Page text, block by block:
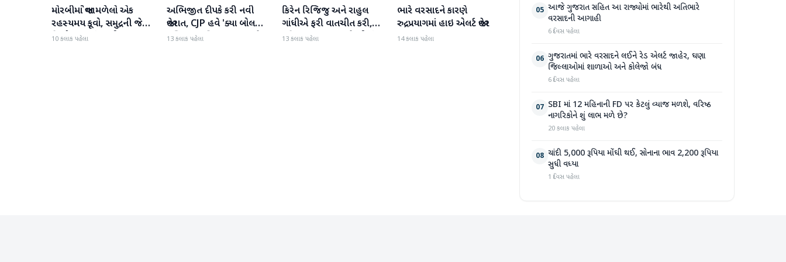
રાષ્ટ્રીય
મોરબીમાં જોવા મળેલો એક
રહસ્યમય કૂવો, સમુદ્રની જેમ
હિલોળા ખાતું પાણી
10 કલાક પહેલા
રાષ્ટ્રીય
અભિજીત દીપકે કરી નવી
જાહેરાત, CJP હવે 'ક્યા બોલતી
પબ્લિક' અભિયાન શરૂ કરશે
13 કલાક પહેલા
રાષ્ટ્રીય
કિરેન રિજિજુ અને રાહુલ
ગાંધીએ ફરી વાતચીત કરી,
મહિલા અનામત અને સીમાંકન
13 કલાક પહેલા
રાષ્ટ્રીય
ભારે વરસાદને કારણે
રુદ્રપ્રયાગમાં હાઇ એલર્ટ જાહેર
14 કલાક પહેલા
05 આજે ગુજરાત સહિત આ રાજ્યોમાં ભારેથી અતિભારે
વરસાદની આગાહી
6 દિવસ પહેલા
06 ગુજરાતમાં ભારે વરસાદને લઈને રેડ એલર્ટ જાહેર, ઘણા
જિલ્લાઓમાં શાળાઓ અને કોલેજો બંધ
6 દિવસ પહેલા
07 SBI માં 12 મહિનાની FD પર કેટલું વ્યાજ મળશે, વરિષ્ઠ
નાગરિકોને શું લાભ મળે છે?
20 કલાક પહેલા
08 ચાંદી 5,000 રૂપિયા મોંઘી થઈ, સોનાના ભાવ 2,200 રૂપિયા
સુધી વધ્યા
1 દિવસ પહેલા